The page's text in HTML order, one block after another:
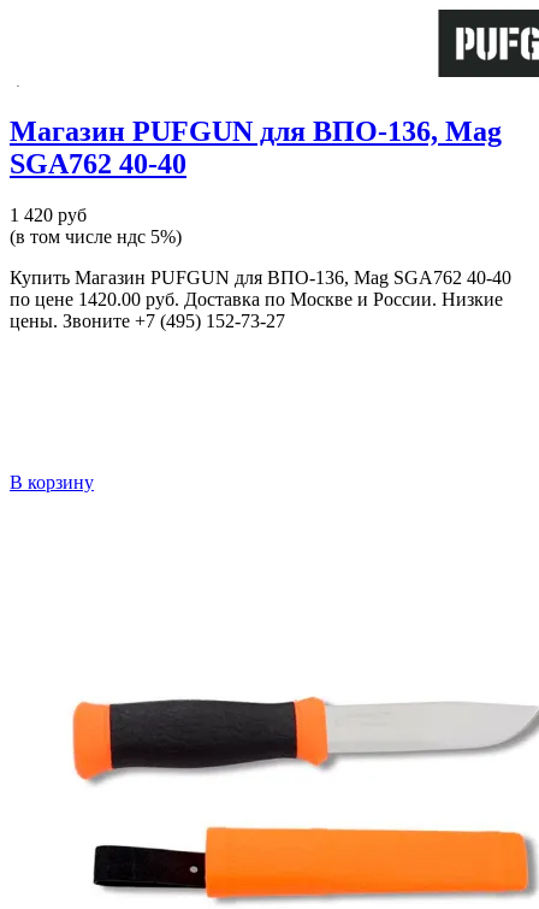
Магазин PUFGUN для ВПО-136, Mag
SGA762 40-40
1 420 руб
(в том числе ндс 5%)
Купить Магазин PUFGUN для ВПО-136, Mag SGA762 40-40
по цене 1420.00 руб. Доставка по Москве и России. Низкие
цены. Звоните +7 (495) 152-73-27
В корзину